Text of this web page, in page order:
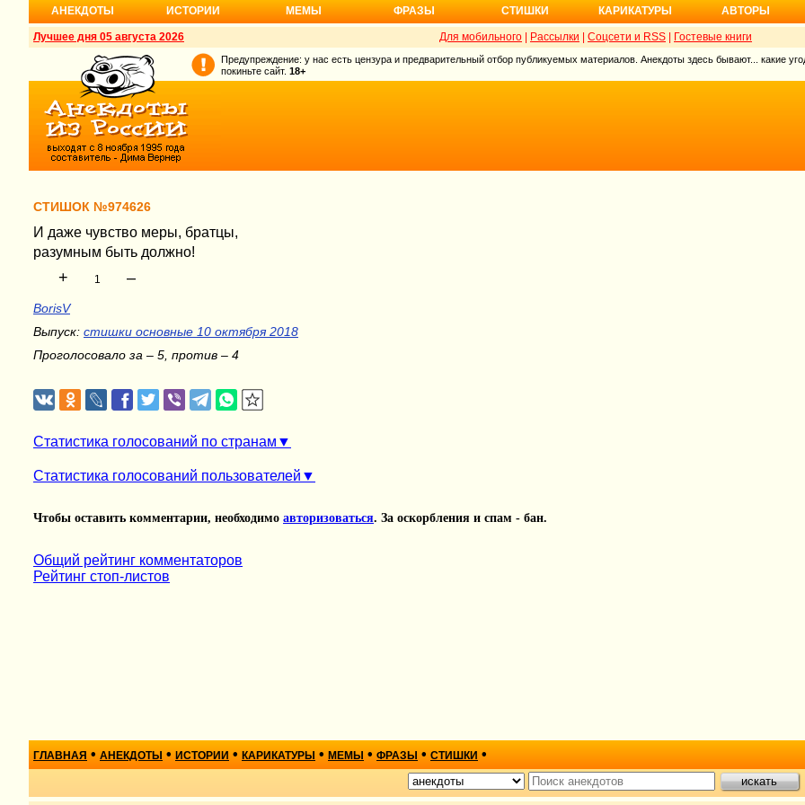
АНЕКДОТЫ ИСТОРИИ МЕМЫ ФРАЗЫ СТИШКИ КАРИКАТУРЫ АВТОРЫ
Лучшее дня 05 августа 2026 Для мобильного Рассылки Соцсети и RSS Гостевые книги
Предупреждение: у нас есть цензура и предварительный отбор публикуемых материалов. Анекдоты здесь бывают... какие
покиньте сайт. 18+
СТИШОК №974626
И даже чувство меры, братцы,
разумным быть должно!
+ 1 –
BorisV
Выпуск: стишки основные 10 октября 2018
Проголосовало за – 5, против – 4
Статистика голосований по странам
Статистика голосований пользователей
Чтобы оставить комментарии, необходимо авторизоваться. За оскорбления и спам - бан.
Общий рейтинг комментаторов
Рейтинг стоп-листов
ГЛАВНАЯ • АНЕКДОТЫ • ИСТОРИИ • КАРИКАТУРЫ • МЕМЫ • ФРАЗЫ • СТИШКИ •